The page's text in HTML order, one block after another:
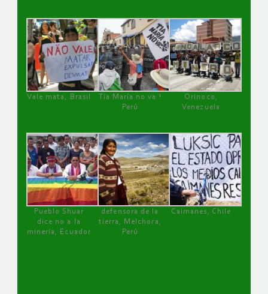
Vale mata, Brasil
Tía María no va !
Perú
Orinoco,
Venezuela
Pueblo Shuar
dice no a la
minería, Ecuador
defensora de la
tierra, Melchora,
Perú
Caimanes, Chile